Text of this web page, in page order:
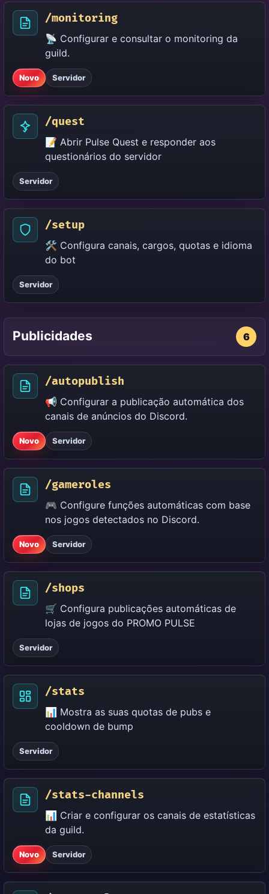
/monitoring
📡 Configurar e consultar o monitoring da
guild.
Novo Servidor
/quest
📝 Abrir Pulse Quest e responder aos
questionários do servidor
Servidor
/setup
🛠️ Configura canais, cargos, quotas e idioma
do bot
Servidor
Publicidades 6
/autopublish
📢 Configurar a publicação automática dos
canais de anúncios do Discord.
Novo Servidor
/gameroles
🎮 Configure funções automáticas com base
nos jogos detectados no Discord.
Novo Servidor
/shops
🛒 Configura publicações automáticas de
lojas de jogos do PROMO PULSE
Servidor
/stats
📊 Mostra as suas quotas de pubs e
cooldown de bump
Servidor
/stats-channels
📊 Criar e configurar os canais de estatísticas
da guild.
Novo Servidor